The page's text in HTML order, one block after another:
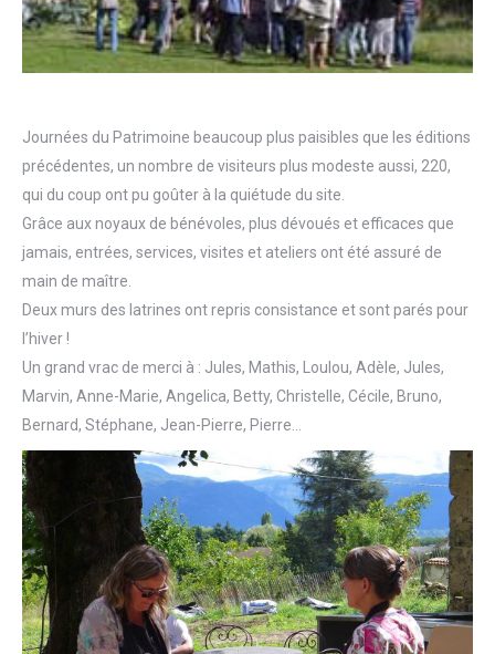
Journées du Patrimoine beaucoup plus paisibles que les éditions
précédentes, un nombre de visiteurs plus modeste aussi, 220,
qui du coup ont pu goûter à la quiétude du site.
Grâce aux noyaux de bénévoles, plus dévoués et efficaces que
jamais, entrées, services, visites et ateliers ont été assuré de
main de maître.
Deux murs des latrines ont repris consistance et sont parés pour
l’hiver !
Un grand vrac de merci à : Jules, Mathis, Loulou, Adèle, Jules,
Marvin, Anne-Marie, Angelica, Betty, Christelle, Cécile, Bruno,
Bernard, Stéphane, Jean-Pierre, Pierre…